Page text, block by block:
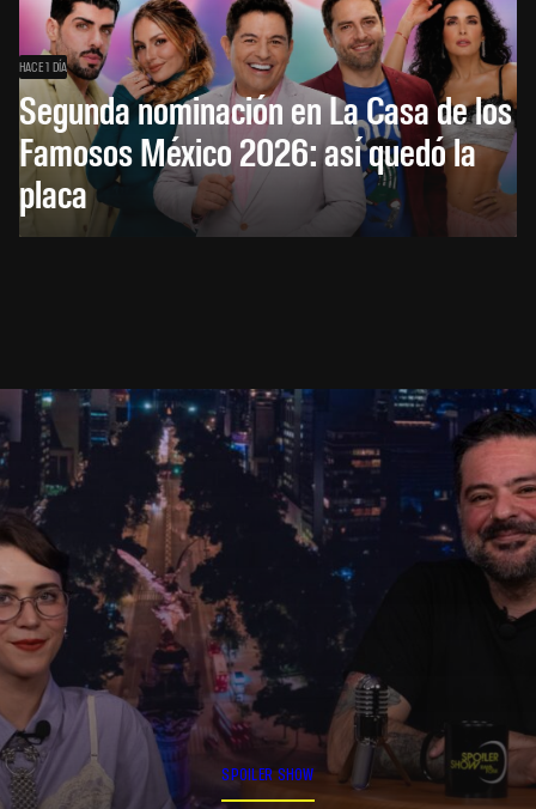
HACE 1 DÍA
Segunda nominación en La Casa de los
Famosos México 2026: así quedó la
placa
SPOILER SHOW